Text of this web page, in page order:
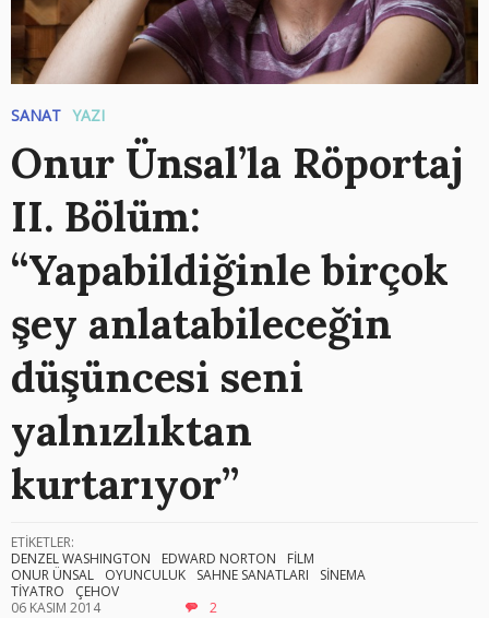
SANAT YAZI
Onur Ünsal’la Röportaj
II. Bölüm:
“Yapabildiğinle birçok
şey anlatabileceğin
düşüncesi seni
yalnızlıktan
kurtarıyor”
ETİKETLER:
DENZEL WASHINGTON
EDWARD NORTON
FİLM
ONUR ÜNSAL
OYUNCULUK SAHNE SANATLARI
SİNEMA
TİYATRO
ÇEHOV
06 KASIM 2014
2